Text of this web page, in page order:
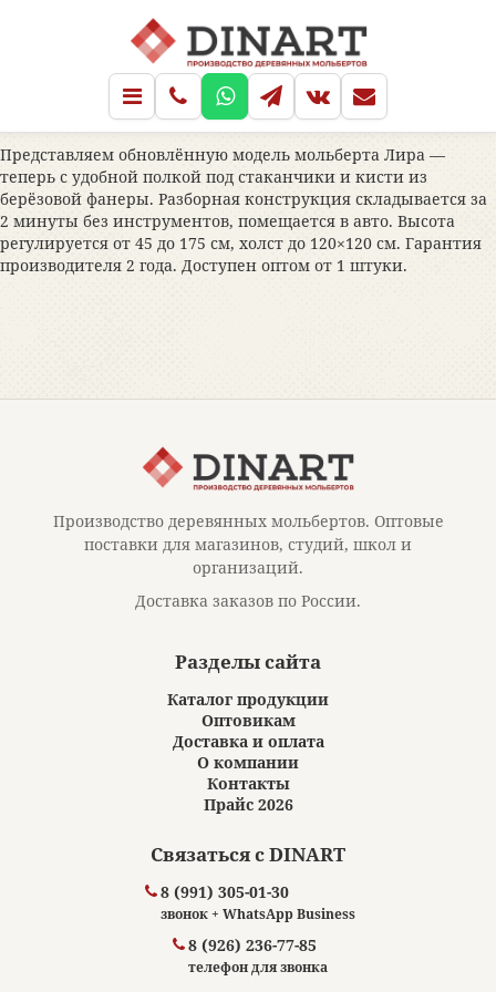
Представляем обновлённую модель мольберта Лира —
теперь с удобной полкой под стаканчики и кисти из
берёзовой фанеры. Разборная конструкция складывается за
2 минуты без инструментов, помещается в авто. Высота
регулируется от 45 до 175 см, холст до 120×120 см. Гарантия
производителя 2 года. Доступен оптом от 1 штуки.
Производство деревянных мольбертов. Оптовые
поставки для магазинов, студий, школ и
организаций.
Доставка заказов по России.
Разделы сайта
Каталог продукции
Оптовикам
Доставка и оплата
О компании
Контакты
Прайс 2026
Связаться с DINART
8 (991) 305-01-30
звонок + WhatsApp Business
8 (926) 236-77-85
телефон для звонка